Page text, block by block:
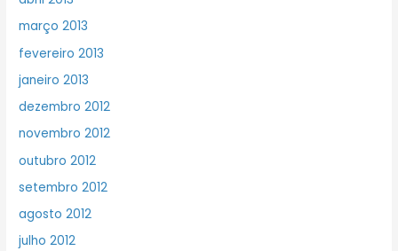
março 2013
fevereiro 2013
janeiro 2013
dezembro 2012
novembro 2012
outubro 2012
setembro 2012
agosto 2012
julho 2012